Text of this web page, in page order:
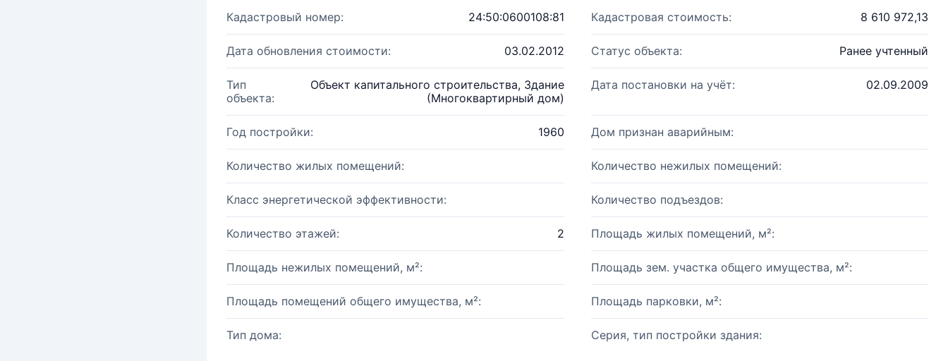
Кадастровый номер: 24:50:0600108:81 Кадастровая стоимость: 8 610 972,13
Дата обновления стоимости: 03.02.2012 Статус объекта: Ранее учтенный
Тип
объекта:
Объект капитального строительства, Здание
(Многоквартирный дом)
Дата постановки на учёт: 02.09.2009
Год постройки: 1960 Дом признан аварийным:
Количество жилых помещений: Количество нежилых помещений:
Класс энергетической эффективности: Количество подъездов:
Количество этажей: 2 Площадь жилых помещений, м²:
Площадь нежилых помещений, м²: Площадь зем. участка общего имущества, м²:
Площадь помещений общего имущества, м²: Площадь парковки, м²:
Тип дома: Серия, тип постройки здания: